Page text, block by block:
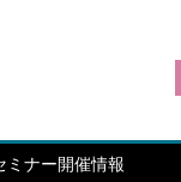
ミナー開催情報